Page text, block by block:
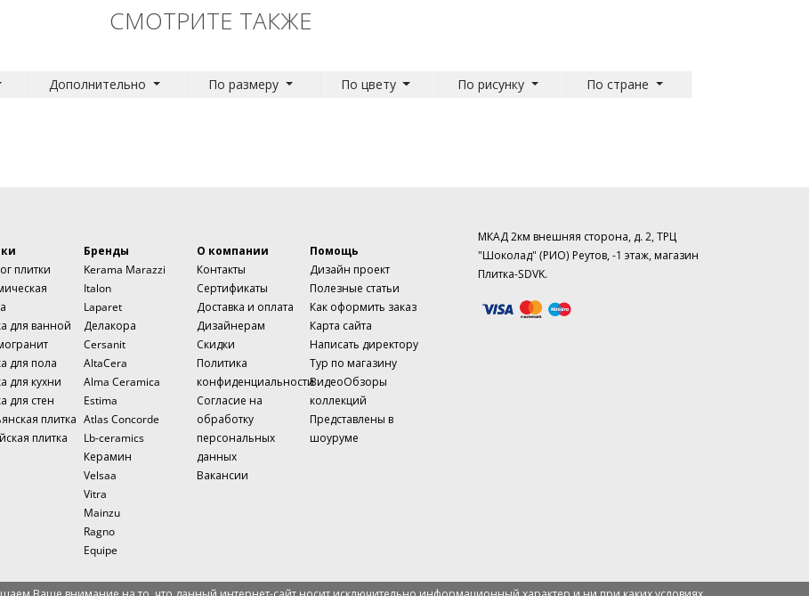
СМОТРИТЕ ТАКЖЕ
Дополнительно По размеру По цвету По рисунку По стране
плитки
для ванной
для пола
для кухни
для стен
плитка
плитка
Бренды
Kerama Marazzi
Italon
Laparet
Делакора
Cersanit
AltaCera
Alma Ceramica
Estima
Atlas Concorde
Lb-ceramics
Керамин
Velsaa
Vitra
Mainzu
Ragno
Equipe
О компании
Контакты
Сертификаты
Доставка и оплата
Дизайнерам
Скидки
Политика
конфиденциальности
Согласие на
обработку
персональных
данных
Вакансии
Помощь
Дизайн проект
Полезные статьи
Как оформить заказ
Карта сайта
Написать директору
Тур по магазину
ВидеоОбзоры
коллекций
Представлены в
шоуруме
МКАД 2км внешняя сторона, д. 2, ТРЦ
"Шоколад" (РИО) Реутов, -1 этаж, магазин
Плитка-SDVK.